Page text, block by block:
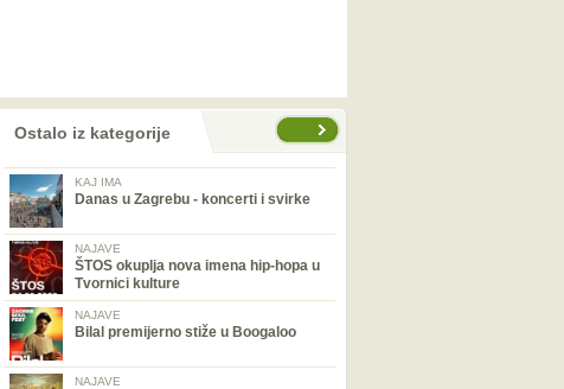
Ostalo iz kategorije
KAJ IMA
Danas u Zagrebu - koncerti i svirke
NAJAVE
ŠTOS okuplja nova imena hip-hopa u
Tvornici kulture
NAJAVE
Bilal premijerno stiže u Boogaloo
NAJAVE